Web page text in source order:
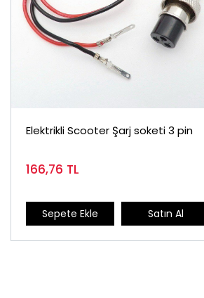
Elektrikli Scooter Şarj soketi 3 pin
166,76 TL
Sepete Ekle Satın Al